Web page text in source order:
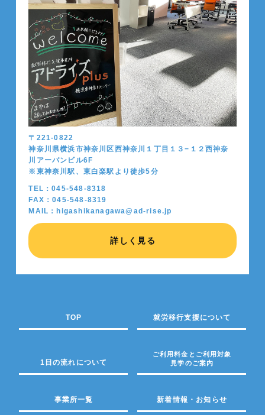
〒221-0822
神奈川県横浜市神奈川区西神奈川１丁目１３−１２西神奈
川アーバンビル6F
※東神奈川駅、東白楽駅より徒歩5分
TEL：045-548-8318
FAX：045-548-8319
MAIL：higashikanagawa@ad-rise.jp
詳しく見る
TOP 就労移行支援について
1日の流れについて
ご利用料金とご利用対象
見学のご案内
事業所一覧 新着情報・お知らせ